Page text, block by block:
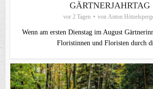
GÄRTNERJAHRTAG
vor 2 Tagen von Anton
Wenn am ersten Dienstag im August
Floristinnen und Floristen durch